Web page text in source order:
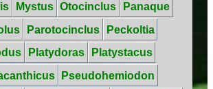
Mystus Otocinclus
Panaque
Parotocinclus
Peckoltia
Platydoras
Platystacus
Pseudohemiodon